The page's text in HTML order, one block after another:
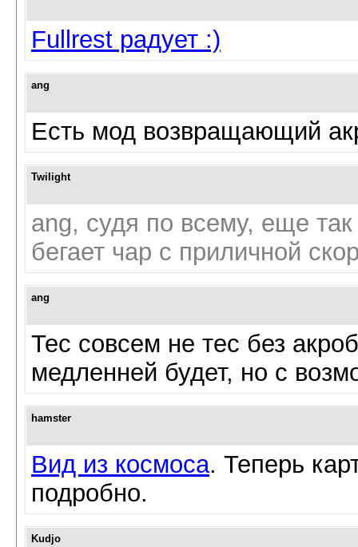
Fullrest радует :)
ang
Есть мод возвращающий
Twilight
ang, судя по всему, еще
бегает чар с приличной
ang
Тес совсем не тес без
медленней будет, но с
hamster
Вид из космоса. Теперь
подробно.
Kudjo